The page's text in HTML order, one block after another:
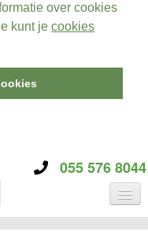
over cookies
kunt je cookies
055 576 8044